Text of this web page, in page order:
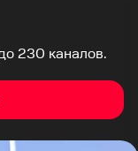
230 каналов.